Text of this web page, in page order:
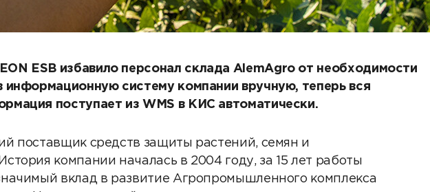
ESB избавило персонал склада AlemAgro от необходимости
информационную систему компании вручную, теперь вся
поступает из WMS в КИС автоматически.
поставщик средств защиты растений, семян и
компании началась в 2004 году, за 15 лет работы
вклад в развитие Агропромышленного комплекса